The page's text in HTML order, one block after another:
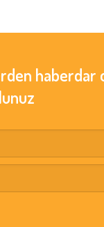
haberdar